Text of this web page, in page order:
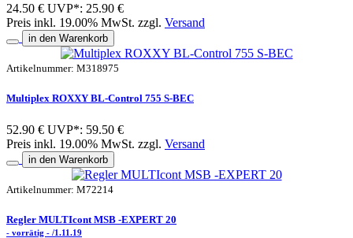
24.50 € UVP*: 25.90 €
Preis inkl. 19.00% MwSt. zzgl. Versand
in den Warenkorb
Artikelnummer: M318975
Multiplex ROXXY BL-Control 755 S-BEC
52.90 € UVP*: 59.50 €
Preis inkl. 19.00% MwSt. zzgl. Versand
in den Warenkorb
Artikelnummer: M72214
Regler MULTIcont MSB -EXPERT 20
- vorrätig - /1.11.19